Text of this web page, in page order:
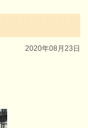
2020年08月23日